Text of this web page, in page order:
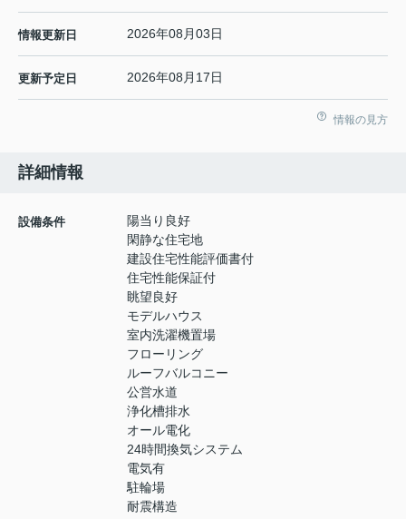
情報更新日 2026年08月03日
更新予定日 2026年08月17日
情報の見方
詳細情報
設備条件
陽当り良好
閑静な住宅地
建設住宅性能評価書付
住宅性能保証付
眺望良好
モデルハウス
室内洗濯機置場
フローリング
ルーフバルコニー
公営水道
浄化槽排水
オール電化
24時間換気システム
電気有
駐輪場
耐震構造